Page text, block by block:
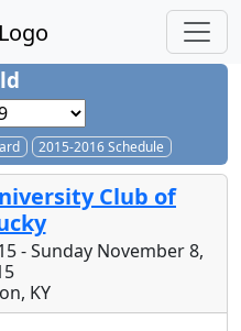
2015-2016 Schedule
Club of
- Sunday November 8,
KY